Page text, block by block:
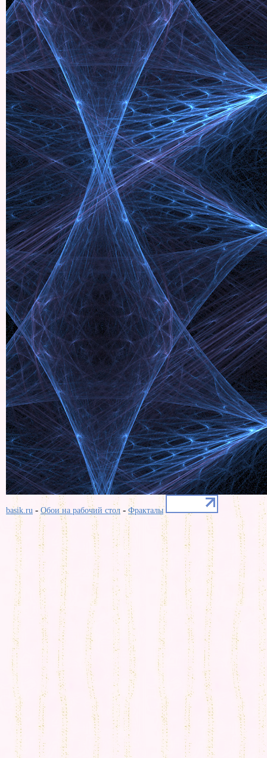
basik.ru - Обои на рабочий стол - Фракталы